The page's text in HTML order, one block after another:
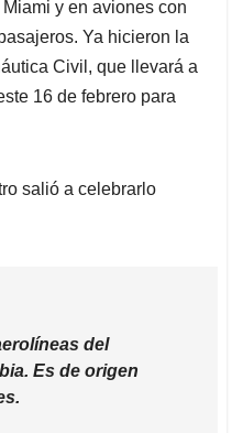
y en aviones con
Ya hicieron la
Civil, que llevará a
16 de febrero para
salió a celebrarlo
del
Es de origen